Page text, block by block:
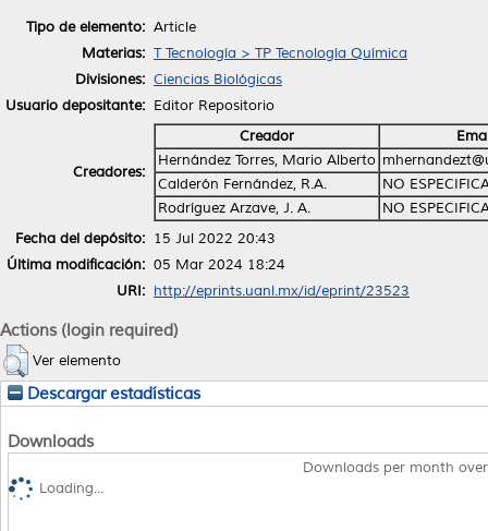
Tipo de elemento: Article
Materias: T Tecnología > TP Tecnología Química
Divisiones: Ciencias Biológicas
Usuario depositante: Editor Repositorio
Creadores:
Creador
Hernández Torres, Mario Alberto
Calderón Fernández, R.A.
NO
Rodríguez Arzave, J. A.
NO
Fecha del depósito: 15 Jul 2022 20:43
Última modificación: 05 Mar 2024 18:24
URI: http://eprints.uanl.mx/id/eprint/23523
Actions (login required)
Ver elemento
Descargar estadísticas
Downloads
Downloads per month
Loading...